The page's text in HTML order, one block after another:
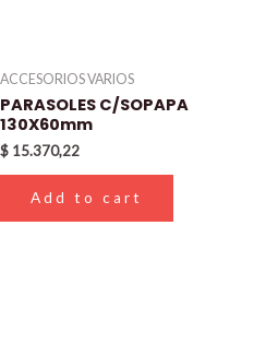
ACCESORIOS VARIOS
PARASOLES C/SOPAPA
130X60mm
$ 15.370,22
Add to cart